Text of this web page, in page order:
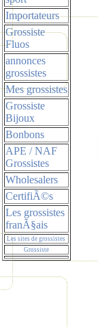
Importateurs
Grossiste
Fluos
annonces
grossistes
Mes grossistes
Grossiste
Bijoux
Bonbons
APE / NAF
Grossistes
Wholesalers
CertifiÃ©s
Les grossistes
franÃ§ais
Les sites de grossistes
Grossiste